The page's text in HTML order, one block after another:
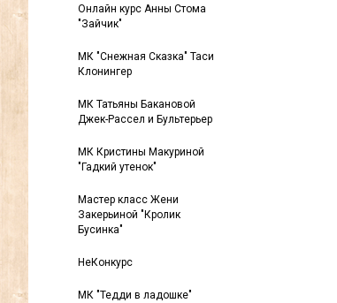
Онлайн курс Анны Стома
"Зайчик"
МК "Снежная Сказка" Таси
Клонингер
МК Татьяны Бакановой
Джек-Рассел и Бультерьер
МК Кристины Макуриной
"Гадкий утенок"
Мастер класс Жени
Закерьиной "Кролик
Бусинка"
НеКонкурс
МК "Тедди в ладошке"